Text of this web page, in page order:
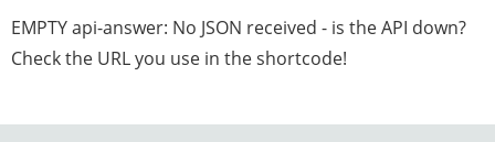
EMPTY api-answer: No JSON received - is the API down?
Check the URL you use in the shortcode!